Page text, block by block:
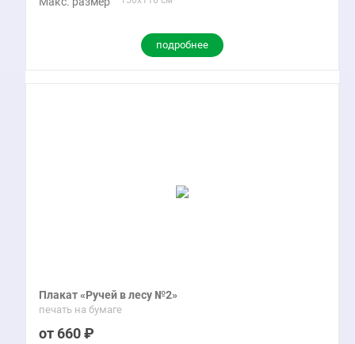
подробнее
Плакат «Ручей в лесу №2»
печать на бумаге
660